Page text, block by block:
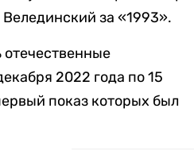
за «1993».
2022 года по 15
показ которых был